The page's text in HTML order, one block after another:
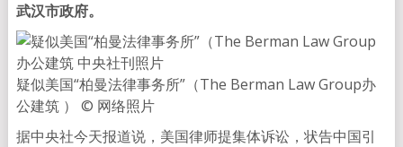
武汉市政府。
疑似美国“柏曼法律事务所”（The Berman Law Group办
公建筑 ） © 网络照片
据中央社今天报道说，美国律师提集体诉讼，状告中国引